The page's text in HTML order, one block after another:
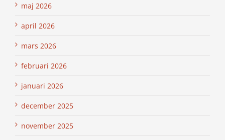
maj 2026
april 2026
mars 2026
februari 2026
januari 2026
december 2025
november 2025